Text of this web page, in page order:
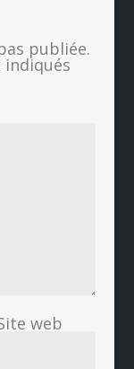
publiée.
web